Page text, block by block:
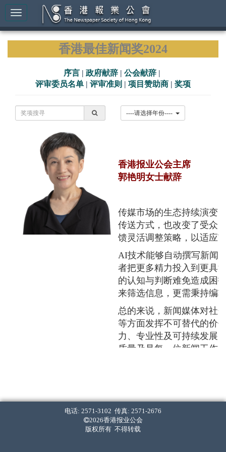
香港最佳新闻奖2024
序言 | 政府献辞 | 公会献辞 |
评审委员名单 | 评审准则 | 项目赞助商 | 奖项
香港报业公会主席
郭艳明女士献辞
传媒市场的生态持续演变
传送方式，也改变了受众
馈灵活调整策略，以适应
AI技术能够自动撰写新闻
者把更多精力投入到更具
的认知与判断难免造成困
来筛选信息，更需秉持编
总的来说，新闻媒体对社
等方面发挥不可替代的价
力、专业性及可持续发展
质量乃是每一位新闻工作
楼。
电话: 2571-3102 传真: 2571-2676
2026香港报业公会
版权所有 不得转载